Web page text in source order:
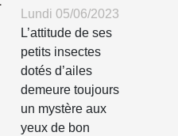
les
moustiques ?
Lundi 05/06/2023
L’attitude de ses
petits insectes
dotés d’ailes
demeure toujours
un mystère aux
yeux de bon